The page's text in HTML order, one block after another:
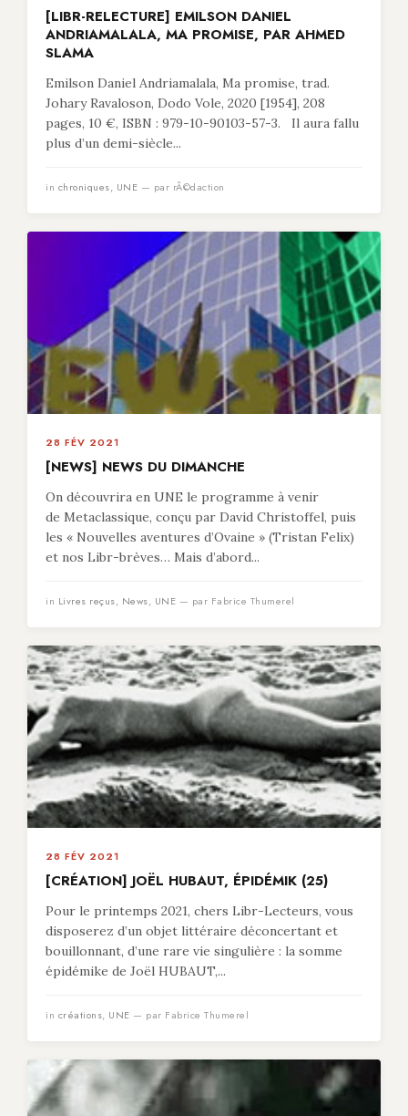
[LIBR-RELECTURE] EMILSON DANIEL
ANDRIAMALALA, MA PROMISE, PAR AHMED
SLAMA
Emilson Daniel Andriamalala, Ma promise, trad.
Johary Ravaloson, Dodo Vole, 2020 [1954], 208
pages, 10 €, ISBN : 979-10-90103-57-3. Il aura fallu
plus d’un demi-siècle...
in chroniques, UNE — par rÃ©daction
28 FÉV 2021
[NEWS] NEWS DU DIMANCHE
On découvrira en UNE le programme à venir
de Metaclassique, conçu par David Christoffel, puis
les « Nouvelles aventures d’Ovaine » (Tristan Felix)
et nos Libr-brèves… Mais d’abord...
in Livres reçus, News, UNE — par Fabrice Thumerel
28 FÉV 2021
[CRÉATION] JOËL HUBAUT, ÉPIDÉMIK (25)
Pour le printemps 2021, chers Libr-Lecteurs, vous
disposerez d’un objet littéraire déconcertant et
bouillonnant, d’une rare vie singulière : la somme
épidémike de Joël HUBAUT,...
in créations, UNE — par Fabrice Thumerel